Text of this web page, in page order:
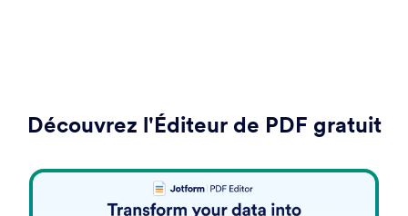
Découvrez l'Éditeur de PDF gratuit